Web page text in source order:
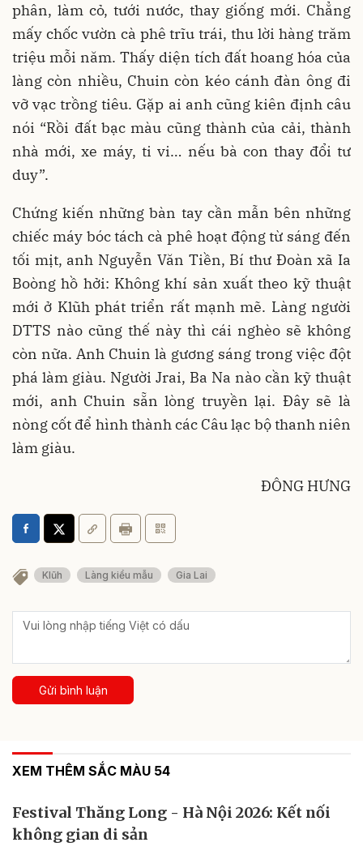
phân, làm cỏ, tưới nước, thay giống mới. Chẳng
mấy chốc vườn cà phê trĩu trái, thu lời hàng trăm
triệu mỗi năm. Thấy diện tích đất hoang hóa của
làng còn nhiều, Chuin còn kéo cánh đàn ông đi
vỡ vạc trồng tiêu. Gặp ai anh cũng kiên định câu
nói “Rồi đất bạc màu cũng thành của cải, thành
nhà mới, xe máy, ti vi… nếu bà con thay đổi tư
duy”.
Chứng kiến những bàn tay cần mẫn bên những
chiếc máy bóc tách cà phê hoạt động từ sáng đến
tối mịt, anh Nguyễn Văn Tiền, Bí thư Đoàn xã Ia
Boòng hồ hởi: Không khí sản xuất theo kỹ thuật
mới ở Klũh phát triển rất mạnh mẽ. Làng người
DTTS nào cũng thế này thì cái nghèo sẽ không
còn nữa. Anh Chuin là gương sáng trong việc đột
phá làm giàu. Người Jrai, Ba Na nào cần kỹ thuật
mới, anh Chuin sẵn lòng truyền lại. Đây sẽ là
nòng cốt để hình thành các Câu lạc bộ thanh niên
làm giàu.
ĐÔNG HƯNG
Klũh Làng kiểu mẫu Gia Lai
Gửi bình luận
XEM THÊM SẮC MÀU 54
Festival Thăng Long - Hà Nội 2026: Kết nối
không gian di sản